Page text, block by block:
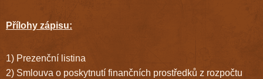
Přílohy zápisu:
1) Prezenční listina
2) Smlouva o poskytnutí finančních prostředků z rozpočtu